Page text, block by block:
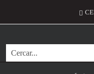
Cerca